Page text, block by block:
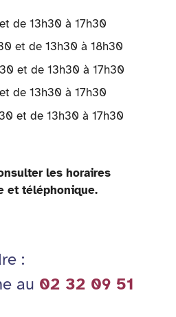
de 13h30 à 17h30
et de 13h30 à 18h30
et de 13h30 à 17h30
de 13h30 à 17h30
et de 13h30 à 17h30
les horaires
et téléphonique.
:
au 02 32 09 51